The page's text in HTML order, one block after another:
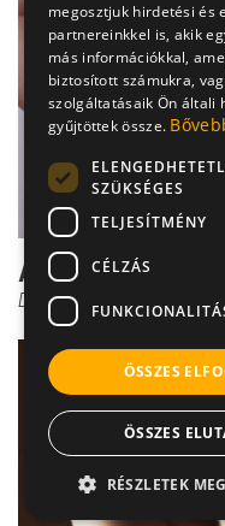
Az 5 leggyakoribb
Dr. Horváth Béla
megosztjuk hirdetési és
partnereinkkel is, akik
más információkkal,
biztosított számukra,
szolgáltatásaik Ön általi
gyűjtöttek össze.
SZÜKSÉGES
TELJESÍTMÉNY
CÉLZÁS
ÖSSZES
ÖSSZES
RÉSZLETEK